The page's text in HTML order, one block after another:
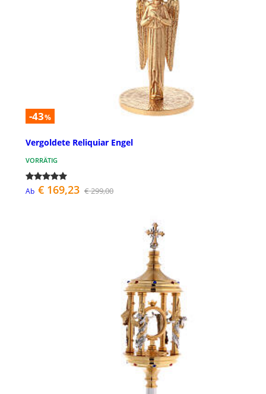
-43%
Vergoldete Reliquiar Engel
VORRÄTIG
Ab € 169,23 € 299,00